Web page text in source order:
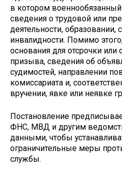
в котором военнообязанный
сведения о трудовой или
деятельности, образовании,
инвалидности. Помимо
основания для отсрочки
призыва, сведения об
судимостей, направлении
комиссариата и,
вручении, явке или неявке
Постановление
ФНС, МВД и другим
данными, чтобы
ограничительные меры
службы.